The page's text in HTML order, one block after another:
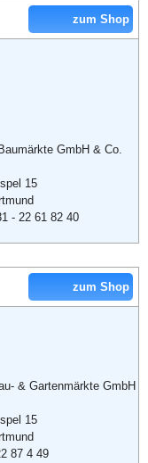
- 761 019
zum Shop
GmbH & Co.
15
- 22 61 82 40
- 96 96 51 51
zum Shop
& Gartenmärkte GmbH
15
87 4 49